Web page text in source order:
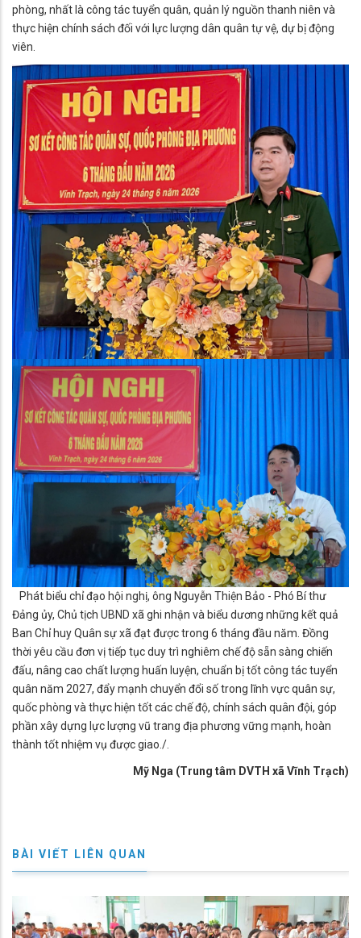
phòng, nhất là công tác tuyển quân, quản lý nguồn thanh niên và
thực hiện chính sách đối với lực lượng dân quân tự vệ, dự bị động
viên.
Phát biểu chỉ đạo hội nghị, ông Nguyễn Thiện Bảo - Phó Bí thư
Đảng ủy, Chủ tịch UBND xã ghi nhận và biểu dương những kết quả
Ban Chỉ huy Quân sự xã đạt được trong 6 tháng đầu năm. Đồng
thời yêu cầu đơn vị tiếp tục duy trì nghiêm chế độ sẵn sàng chiến
đấu, nâng cao chất lượng huấn luyện, chuẩn bị tốt công tác tuyển
quân năm 2027, đẩy mạnh chuyển đổi số trong lĩnh vực quân sự,
quốc phòng và thực hiện tốt các chế độ, chính sách quân đội, góp
phần xây dựng lực lượng vũ trang địa phương vững mạnh, hoàn
thành tốt nhiệm vụ được giao./.
Mỹ Nga (Trung tâm DVTH xã Vĩnh Trạch)
BÀI VIẾT LIÊN QUAN